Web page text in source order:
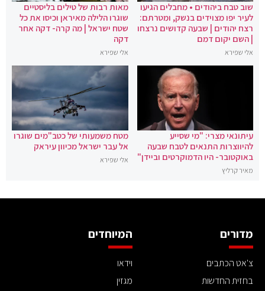
שוב טבח ביהודים • מחבלים הגיעו
לעיר יפו מצוידים בנשק, ומטרתם:
רצח יהודים | שבעה קדושים נרצחו
| השם יקום דמם
אלי שפירא
מאות רבות של טילים בליסטיים
שוגרו הלילה מאיראן וכיסו את כל
שטח ישראל | מה קרה- דקה אחר
דקה
אלי שפירא
עיתונאי מצרי: "מי שסייע
להיווצרות התנאים לטבח שבעה
באוקטובר- היו הדמוקרטים וביידן"
מאיר קרליץ
מטח משמעותי של כטב"מים שוגרו
אל עבר ישראל מכיוון עיראק
אלי שפירא
מדורים
צ'אט הכתבים
בחזית החדשות
המיוחדים
וידאו
מגזין